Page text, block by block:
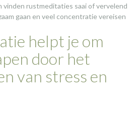
vinden rustmeditaties saai of vervelend
gaan en veel concentratie vereisen
helpt je om
door het
van stress en